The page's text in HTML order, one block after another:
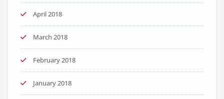
April 2018
March 2018
February 2018
January 2018